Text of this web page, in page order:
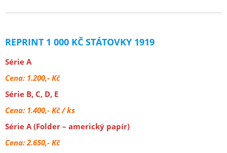
REPRINT 1 000 KČ STÁTOVKY 1919
Série A
Cena: 1.200,- Kč
Série B, C, D, E
Cena: 1.400,- Kč / ks
Série A (Folder – americký papír)
Cena: 2.650,- Kč